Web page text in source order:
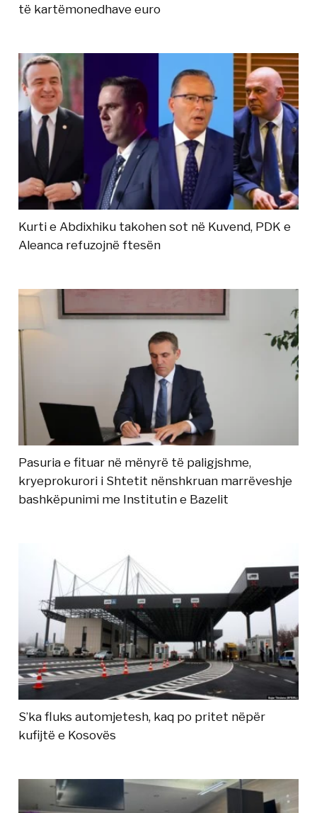
të kartëmonedhave euro
Kurti e Abdixhiku takohen sot në Kuvend, PDK e
Aleanca refuzojnë ftesën
Pasuria e fituar në mënyrë të paligjshme,
kryeprokurori i Shtetit nënshkruan marrëveshje
bashkëpunimi me Institutin e Bazelit
S’ka fluks automjetesh, kaq po pritet nëpër
kufijtë e Kosovës